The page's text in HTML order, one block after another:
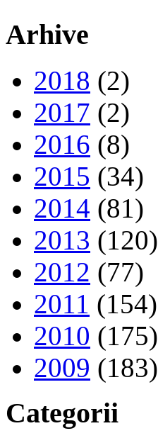
Arhive
2018 (2)
2017 (2)
2016 (8)
2015 (34)
2014 (81)
2013 (120)
2012 (77)
2011 (154)
2010 (175)
2009 (183)
Categorii